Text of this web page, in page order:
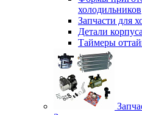
холодильников
Запчасти для
Детали
Таймеры